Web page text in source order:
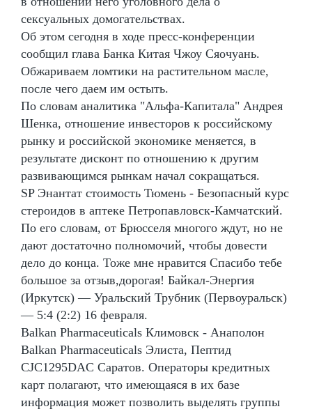
сексуальных домогательствах.
Об этом сегодня в ходе пресс-конференции
сообщил глава Банка Китая Чжоу Сяочуань.
Обжариваем ломтики на растительном масле,
после чего даем им остыть.
По словам аналитика "Альфа-Капитала" Андрея
Шенка, отношение инвесторов к российскому
рынку и российской экономике меняется, в
результате дисконт по отношению к другим
развивающимся рынкам начал сокращаться.
SP Энантат стоимость Тюмень - Безопасный курс
стероидов в аптеке Петропавловск-Камчатский.
По его словам, от Брюсселя многого ждут, но не
дают достаточно полномочий, чтобы довести
дело до конца. Тоже мне нравится Спасибо тебе
большое за отзыв,дорогая! Байкал-Энергия
(Иркутск) — Уральский Трубник (Первоуральск)
— 5:4 (2:2) 16 февраля.
Balkan Pharmaceuticals Климовск - Анаполон
Balkan Pharmaceuticals Элиста, Пептид
CJC1295DAC Саратов. Операторы кредитных
карт полагают, что имеющаяся в их базе
информация может позволить выделять группы